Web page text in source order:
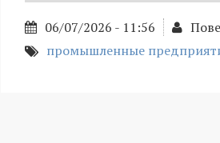
06/07/2026 - 11:56
промышленные